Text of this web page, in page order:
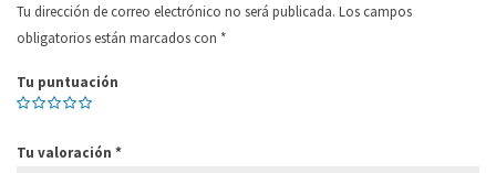
Tu dirección de correo electrónico no será publicada. Los campos
obligatorios están marcados con *
Tu puntuación
Tu valoración *